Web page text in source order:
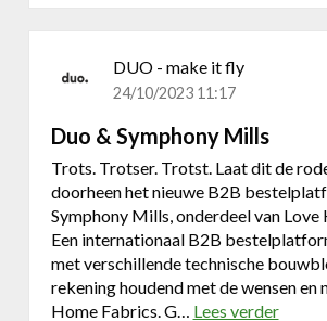
DUO - make it fly
24/10/2023 11:17
Duo & Symphony Mills
Trots. Trotser. Trotst. Laat dit de
doorheen het nieuwe B2B
Symphony Mills, onderdeel van Love
Een internationaal B2B
met verschillende technische
rekening houdend met de wensen en
Home Fabrics. G… Lees verdero